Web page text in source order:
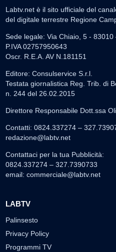
Labtv.net è il sito ufficiale del
del digitale terrestre Regione
Sede legale: Via Chiaio, 5 - 83010
P.IVA 02757950643
Oscr. R.E.A. AV N.181151
Editore: Consulservice S.r.l.
Testata giornalistica Reg. Trib. di
n. 244 del 26.02.2015
Direttore Responsabile Dott.ssa
Contatti: 0824.337274 –
redazione@labtv.net
Contattaci per la tua Pubblicità:
0824.337274 – 327.7390733
email: commerciale@labtv.net
LABTV
Palinsesto
Privacy Policy
Programmi TV